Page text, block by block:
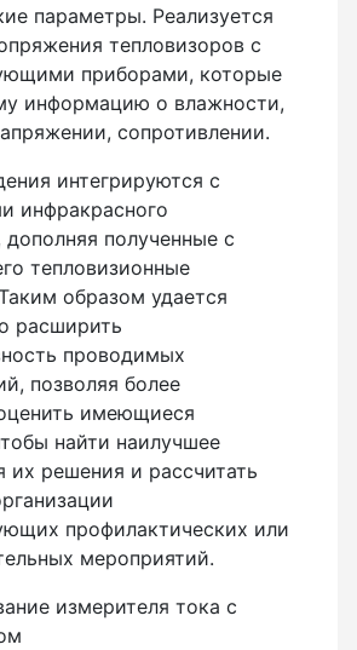
параметры. Реализуется
тепловизоров с
приборами, которые
информацию о влажности,
сопротивлении.
интегрируются с
инфракрасного
дополняя полученные с
тепловизионные
образом удается
расширить
проводимых
позволяя более
имеющиеся
найти наилучшее
их решения и рассчитать
профилактических или
мероприятий.